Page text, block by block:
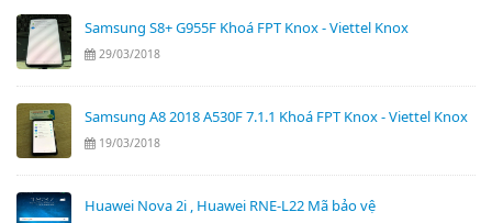
Samsung S8+ G955F Khoá FPT Knox - Viettel Knox
29/03/2018
Samsung A8 2018 A530F 7.1.1 Khoá FPT Knox - Viettel Knox
19/03/2018
Huawei Nova 2i , Huawei RNE-L22 Mã bảo vệ